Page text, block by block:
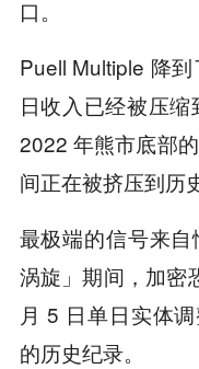
口。
Puell Multiple 降
日收入已经被压
2022 年熊市底部
间正在被挤压到历
最极端的信号来
涡旋」期间，加密
月 5 日单日实体
的历史纪录。